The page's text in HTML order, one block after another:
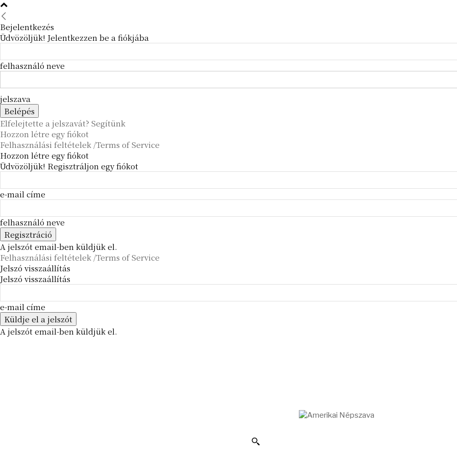
Bejelentkezés
Üdvözöljük! Jelentkezzen be a fiókjába
felhasználó neve
jelszava
Elfelejtette a jelszavát? Segítünk
Hozzon létre egy fiókot
Felhasználási feltételek /Terms of Service
Hozzon létre egy fiókot
Üdvözöljük! Regisztráljon egy fiókot
e-mail címe
felhasználó neve
A jelszót email-ben küldjük el.
Felhasználási feltételek /Terms of Service
Jelszó visszaállítás
Jelszó visszaállítás
e-mail címe
A jelszót email-ben küldjük el.